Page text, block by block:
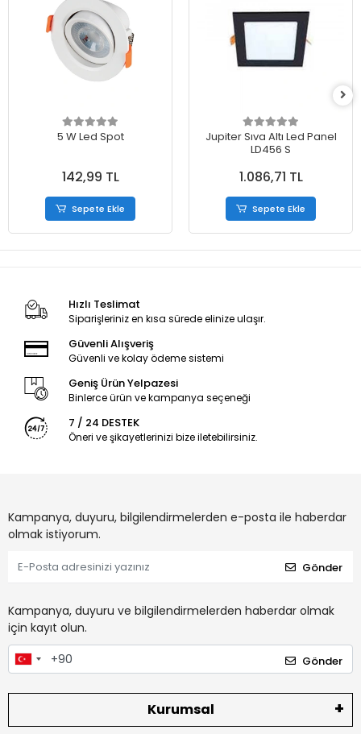
5 W Led Spot
142,99 TL
Sepete Ekle
Jupiter Sıva Altı Led Panel
LD456 S
1.086,71 TL
Sepete Ekle
Hızlı Teslimat
Siparişleriniz en kısa sürede elinize ulaşır.
Güvenli Alışveriş
Güvenli ve kolay ödeme sistemi
Geniş Ürün Yelpazesi
Binlerce ürün ve kampanya seçeneği
7 / 24 DESTEK
Öneri ve şikayetlerinizi bize iletebilirsiniz.
Kampanya, duyuru, bilgilendirmelerden e-posta ile haberdar
olmak istiyorum.
Gönder
Kampanya, duyuru ve bilgilendirmelerden haberdar olmak
için kayıt olun.
Gönder
Kurumsal